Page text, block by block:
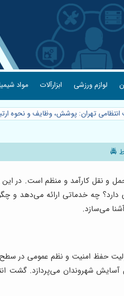
لوازم ورزشی ابزارآلات مواد
تهران: پوشش، وظایف و نحوه
🚔
و نقل کارآمد و منظم است. در
چه خدماتی ارائه می‌دهد و
می‌سازد.
حفظ امنیت و نظم عمومی در سطح
شهروندان می‌پردازد. گشت